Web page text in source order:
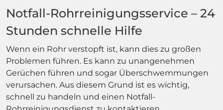
Notfall-Rohrreinigungsservice – 24
Stunden schnelle Hilfe
Wenn ein Rohr verstopft ist, kann dies zu großen
Problemen führen. Es kann zu unangenehmen
Gerüchen führen und sogar Überschwemmungen
verursachen. Aus diesem Grund ist es wichtig,
schnell zu handeln und einen Notfall-